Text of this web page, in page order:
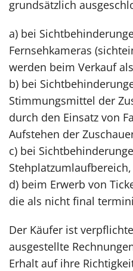
grundsätzlich
a) bei
Fernsehkameras
werden beim Verkauf
b) bei
Stimmungsmittel der
durch den Einsatz von
Aufstehen der
c) bei
Stehplatzumlaufbereich,
d) beim Erwerb von
die als nicht final
Der Käufer ist
ausgestellte
Erhalt auf ihre